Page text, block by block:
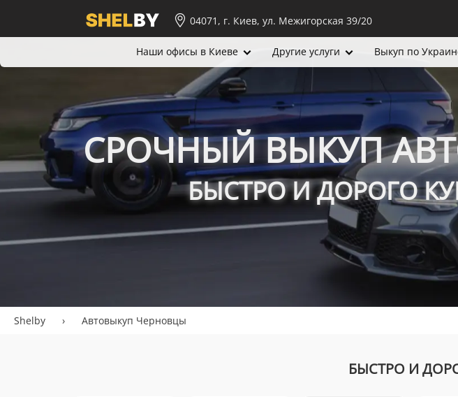
04071, г. Киев, ул. Межигорская 39/20
Наши офисы в Киеве Другие услуги Выкуп по
СРОЧНЫЙ ВЫКУП
БЫСТРО И ДОРОГО
Shelby › Автовыкуп Черновцы
БЫСТРО И